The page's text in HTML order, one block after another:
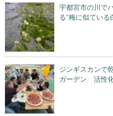
宇都宮市の川で
る“梅に似ている
ジンギスカンで
ガーデン 活性